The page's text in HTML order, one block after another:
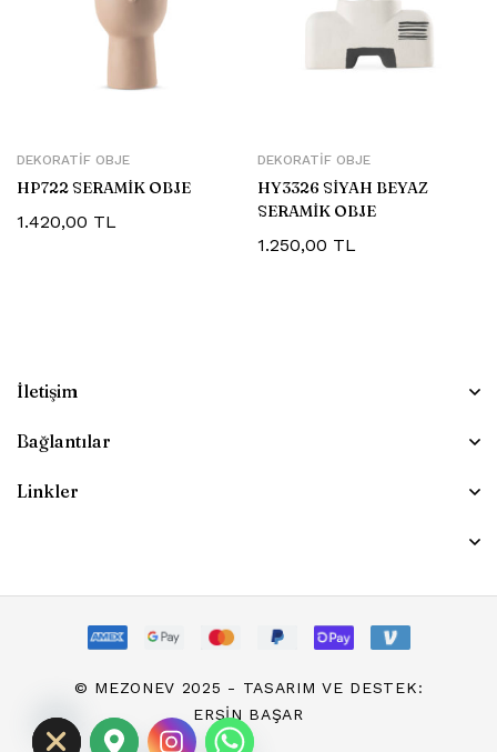
DEKORATIF OBJE
HP722 SERAMİK OBJE
1.420,00 TL
DEKORATIF OBJE
HY3326 SİYAH BEYAZ
SERAMİK OBJE
1.250,00 TL
İletişim
Bağlantılar
Linkler
© MEZONEV 2025 - TASARIM VE DESTEK:
ERSIN BAŞAR